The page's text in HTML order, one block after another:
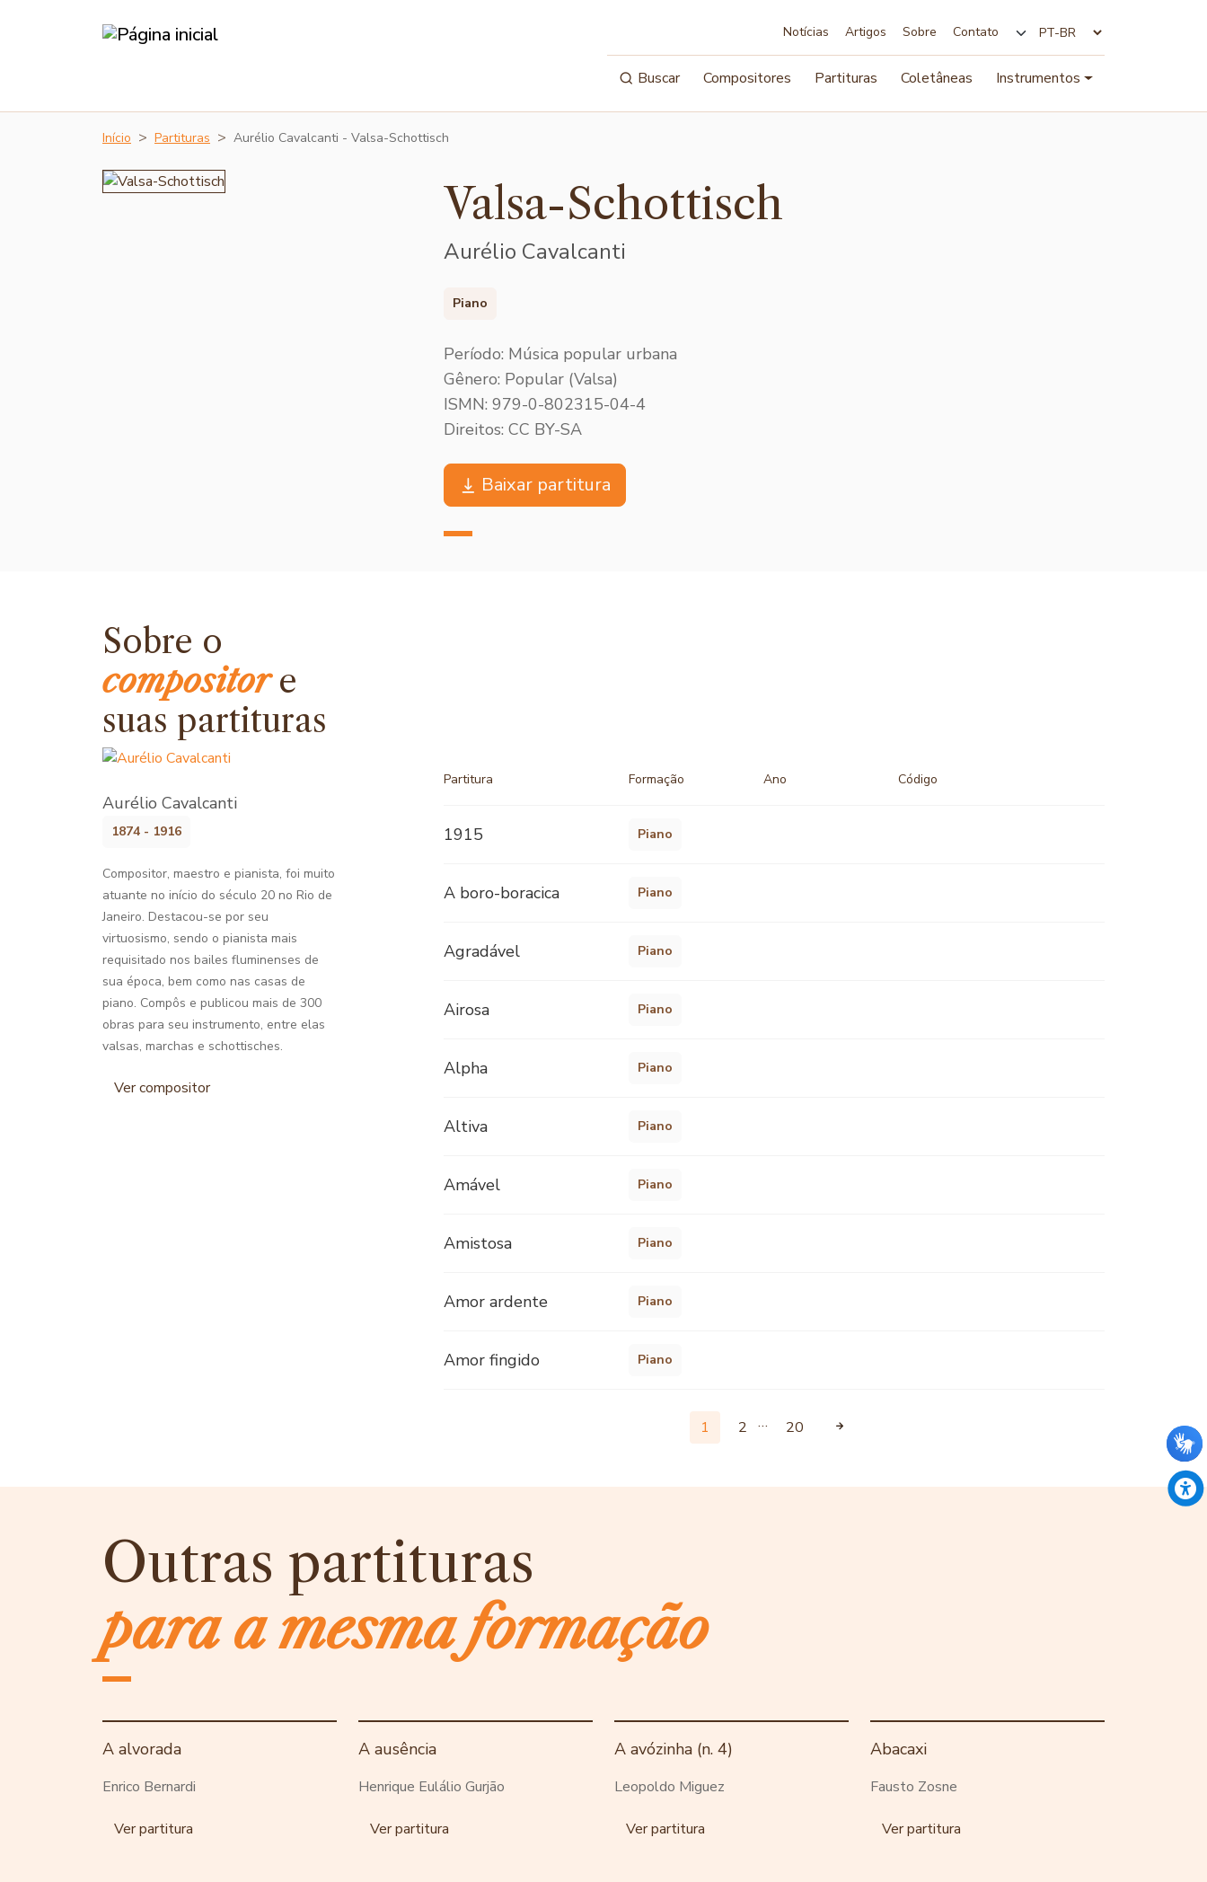
Notícias Artigos Sobre Contato
Buscar Compositores Partituras Coletâneas Instrumentos
Início Partituras Aurélio Cavalcanti - Valsa-Schottisch
Valsa-Schottisch
Aurélio Cavalcanti
Piano
Período: Música popular urbana
Gênero: Popular (Valsa)
ISMN: 979-0-802315-04-4
Direitos: CC BY-SA
Baixar partitura
Sobre o
compositore
suas partituras
Aurélio Cavalcanti
1874 - 1916
Compositor, maestro e pianista, foi muito
atuante no início do século 20 no Rio de
Janeiro. Destacou-se por seu
virtuosismo, sendo o pianista mais
requisitado nos bailes fluminenses de
sua época, bem como nas casas de
piano. Compôs e publicou mais de 300
obras para seu instrumento, entre elas
valsas, marchas e schottisches.
Ver compositor
Partitura Formação Ano Código
1915 Piano
A boro-boracica Piano
Agradável Piano
Airosa Piano
Alpha Piano
Altiva Piano
Amável Piano
Amistosa Piano
Amor ardente Piano
Amor fingido Piano
1 2 … 20
Outras partituras
para a mesma formação
A alvorada
Enrico Bernardi
Ver partitura
A ausência
Henrique Eulálio Gurjão
Ver partitura
A avózinha (n. 4)
Leopoldo Miguez
Ver partitura
Abacaxi
Fausto Zosne
Ver partitura